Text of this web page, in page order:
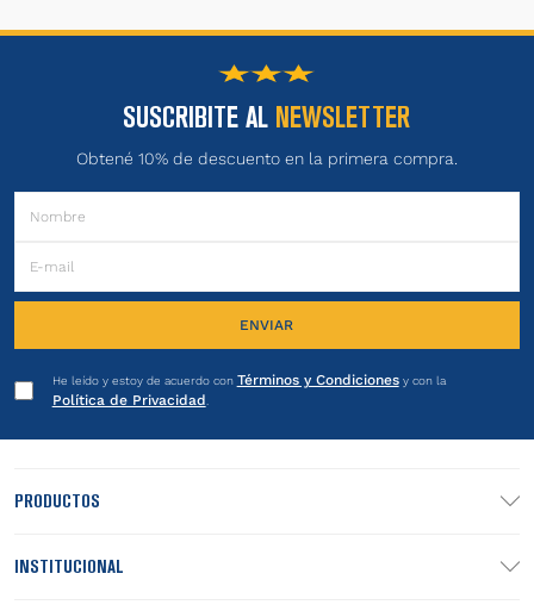
SUSCRIBITE AL NEWSLETTER
Obtené 10% de descuento en la primera compra.
ENVIAR
He leído y estoy de acuerdo con Términos y Condicionesy con la
Política de Privacidad
PRODUCTOS
INSTITUCIONAL